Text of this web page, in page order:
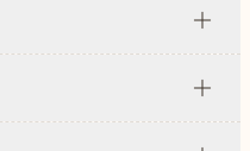
Plus
Plus